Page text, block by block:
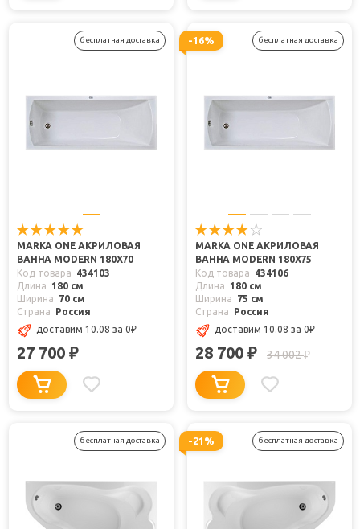
бесплатная доставка
MARKA ONE АКРИЛОВАЯ
ВАННА MODERN 180X70
Код товара
434103
Длина
180 см
Ширина
70 см
Страна
Россия
доставим 10.08 за 0₽
27 700 ₽
-16% бесплатная доставка
MARKA ONE АКРИЛОВАЯ
ВАННА MODERN 180X75
Код товара
434106
Длина
180 см
Ширина
75 см
Страна
Россия
доставим 10.08 за 0₽
28 700 ₽ 34 002₽
бесплатная доставка -21% бесплатная доставка